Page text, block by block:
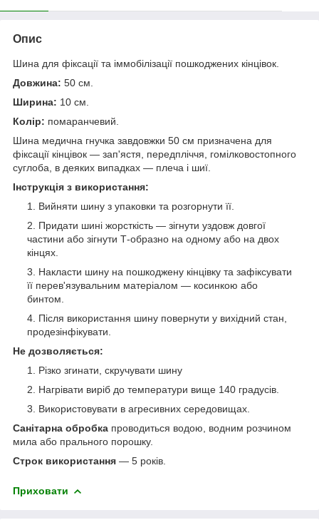
Опис
Шина для фіксації та іммобілізації пошкоджених кінцівок.
Довжина: 50 см.
Ширина: 10 см.
Колір: помаранчевий.
Шина медична гнучка завдовжки 50 см призначена для
фіксації кінцівок ― зап'ястя, передпліччя, гомілковостопного
суглоба, в деяких випадках ― плеча і шиї.
Інструкція з використання:
Вийняти шину з упаковки та розгорнути її.
Придати шині жорсткість ― зігнути уздовж довгої
частини або зігнути Т-образно на одному або на двох
кінцях.
Накласти шину на пошкоджену кінцівку та зафіксувати
її перев'язувальним матеріалом ― косинкою або
бинтом.
Після використання шину повернути у вихідний стан,
продезінфікувати.
Не дозволяється:
Різко згинати, скручувати шину
Нагрівати виріб до температури вище 140 градусів.
Використовувати в агресивних середовищах.
Санітарна обробка проводиться водою, водним розчином
мила або прального порошку.
Строк використання ― 5 років.
Приховати